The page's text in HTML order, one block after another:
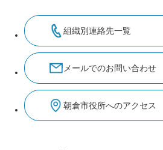
組織別連絡先一覧
メールでのお問い合わせ
朝倉市役所へのアクセス